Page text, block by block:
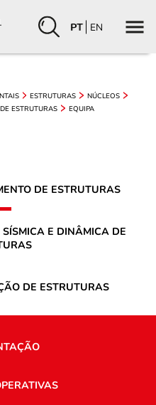
PT EN
ESTRUTURAS
NÚCLEOS
ESTRUTURAS
EQUIPA
DE ESTRUTURAS
E DINÂMICA DE
DE ESTRUTURAS